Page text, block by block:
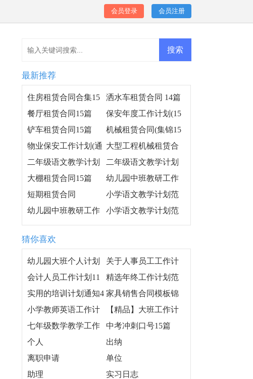
会员登录 会员注册
最新推荐
住房租赁合同合集15
篇
洒水车租赁合同 14篇
餐厅租赁合同15篇
保安年度工作计划(15
篇)
铲车租赁合同15篇
机械租赁合同(集锦15
篇)
物业保安工作计划(通
用15篇)
大型工程机械租赁合
同
二年级语文教学计划
范文汇编15篇
二年级语文教学计划
范文(15篇)
大棚租赁合同15篇
幼儿园中班教研工作
计划
短期租赁合同
小学语文教学计划范
文(15篇)
幼儿园中班教研工作
计划集锦14篇
小学语文教学计划范
文15篇
猜你喜欢
幼儿园大班个人计划
集合五篇
关于人事员工工作计
划3篇
会计人员工作计划11
篇
精选年终工作计划范
文8篇
实用的培训计划通知4
篇
家具销售合同模板锦
集五篇
小学教师英语工作计
划汇总六篇
【精品】大班工作计
划模板汇编八篇
七年级数学教学工作
总结
中考冲刺口号15篇
个人
出纳
离职申请
单位
助理
实习日志